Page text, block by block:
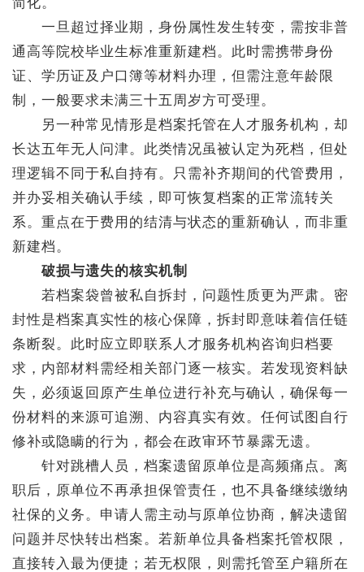
一旦超过择业期，身份属性发生转变，需按非普
通高等院校毕业生标准重新建档。此时需携带身份
证、学历证及户口簿等材料办理，但需注意年龄限
制，一般要求未满三十五周岁方可受理。
另一种常见情形是档案托管在人才服务机构，却
长达五年无人问津。此类情况虽被认定为死档，但处
理逻辑不同于私自持有。只需补齐期间的代管费用，
并办妥相关确认手续，即可恢复档案的正常流转关
系。重点在于费用的结清与状态的重新确认，而非重
新建档。
破损与遗失的核实机制
若档案袋曾被私自拆封，问题性质更为严肃。密
封性是档案真实性的核心保障，拆封即意味着信任链
条断裂。此时应立即联系人才服务机构咨询归档要
求，内部材料需经相关部门逐一核实。若发现资料缺
失，必须返回原产生单位进行补充与确认，确保每一
份材料的来源可追溯、内容真实有效。任何试图自行
修补或隐瞒的行为，都会在政审环节暴露无遗。
针对跳槽人员，档案遗留原单位是高频痛点。离
职后，原单位不再承担保管责任，也不具备继续缴纳
社保的义务。申请人需主动与原单位协商，解决遗留
问题并尽快转出档案。若新单位具备档案托管权限，
直接转入最为便捷；若无权限，则需托管至户籍所在